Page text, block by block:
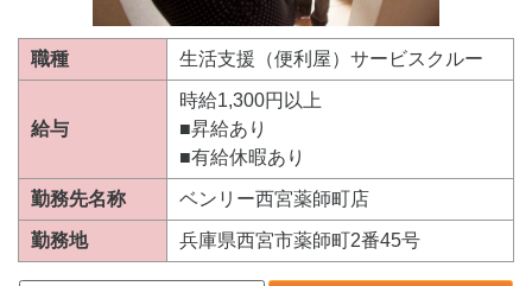
職種 生活支援（便利屋）サービスクルー
給与
時給1,300円以上
■昇給あり
■有給休暇あり
勤務先名称 ベンリー西宮薬師町店
勤務地 兵庫県西宮市薬師町2番45号